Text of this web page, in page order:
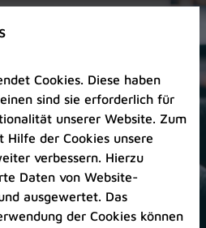
Cookies. Diese haben
sind sie erforderlich für
unserer Website. Zum
der Cookies unsere
verbessern. Hierzu
Daten von Website-
ausgewertet. Das
der Cookies können